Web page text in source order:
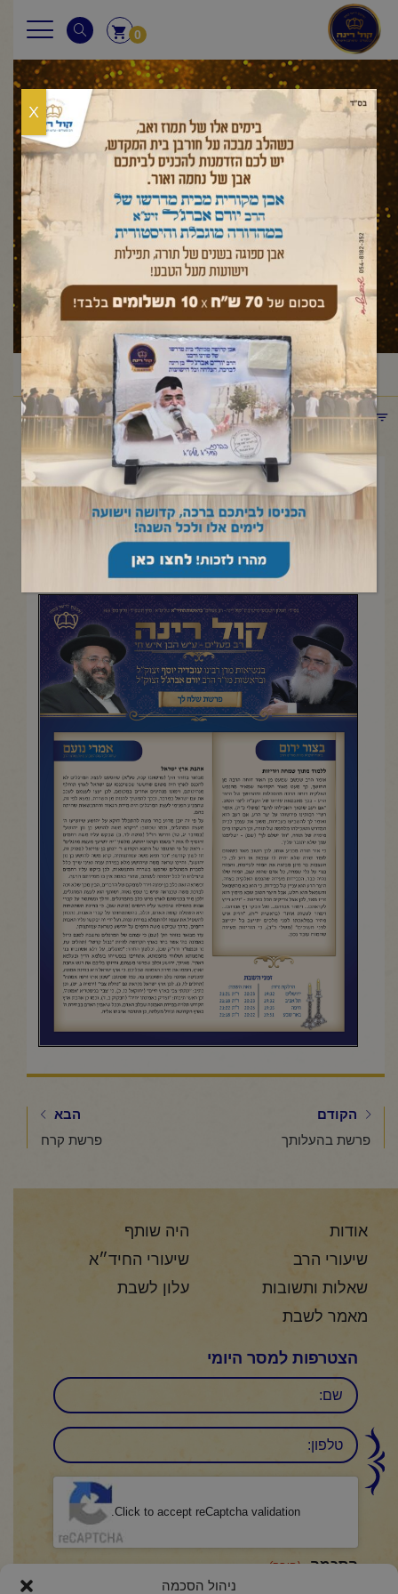
ניהול הסכמה
0
עלון לשבת
ראשי/עלון לשבת/ במדבר/שלח לך/פרשת שלח-לך
תפריט קטגוריות
פרשת שלח-לך
יוני 28, 2024
העלון השבועי מישיבת "קול רינה- רב פעלים" |סיון תשפ"ד
להדפסה והורדה בקובץ pdf לחץ כאן>
הקודם
פרשת בהעלותך
הבא
פרשת קרח
אודות
היה שותף
שיעורי הרב
שיעורי החיד״א
שאלות ותשובות
עלון לשבת
מאמר לשבת
הצטרפות למסר היומי
שם
טלפון:
Click to accept reCaptcha validation.
הסכמה (חובה)
X